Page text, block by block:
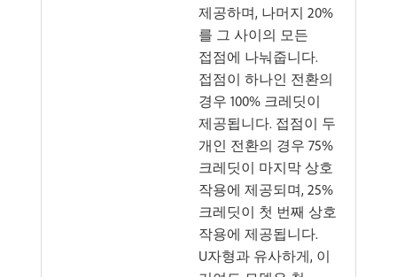
제공하며, 나머지 20%
를 그 사이의 모든
접점에 나눠줍니다.
접점이 하나인 전환의
경우 100% 크레딧이
제공됩니다. 접점이 두
개인 전환의 경우 75%
크레딧이 마지막 상호
작용에 제공되며, 25%
크레딧이 첫 번째 상호
작용에 제공됩니다.
U자형과 유사하게, 이